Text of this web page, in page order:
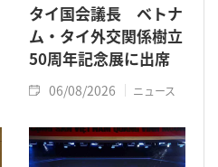
タイ国会議長 ベトナ
ム・タイ外交関係樹立
50周年記念展に出席
06/08/2026 ニュース